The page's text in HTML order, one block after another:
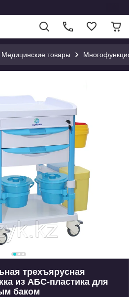
Медицинские товары
трехъярусная
из АБС-пластика для
баком